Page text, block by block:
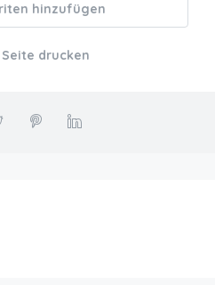
hinzufügen
Seite drucken